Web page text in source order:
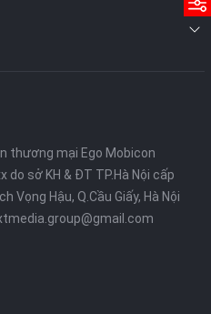
thương mại Ego Mobicon
do sở KH & ĐT TP.Hà Nội cấp
Vọng Hậu, Q.Cầu Giấy, Hà Nội